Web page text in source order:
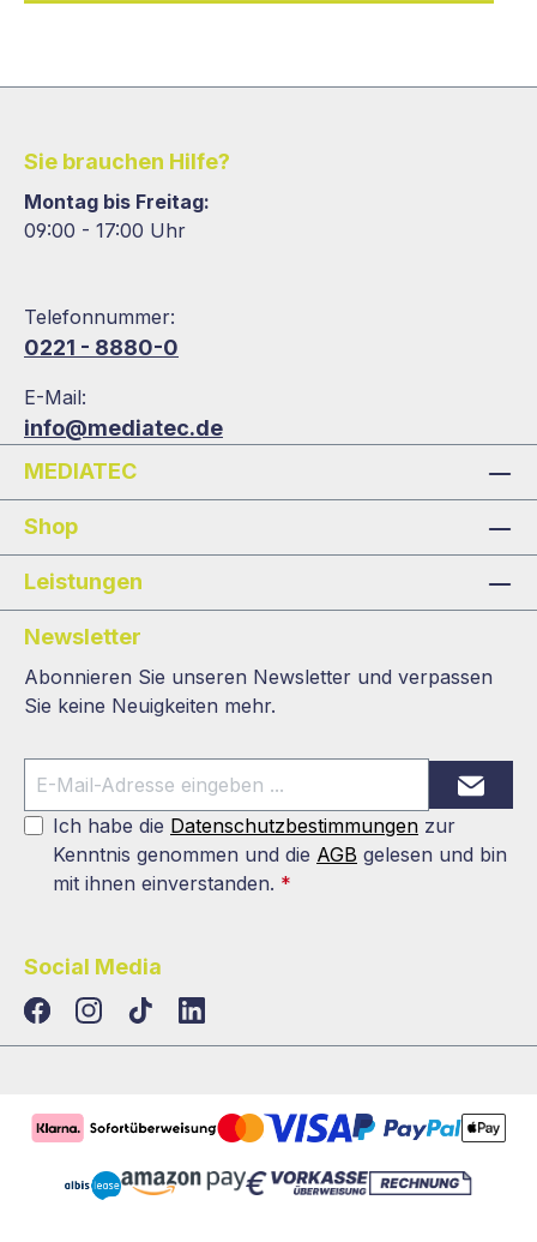
Sie brauchen Hilfe?
Montag bis Freitag:
09:00 - 17:00 Uhr
Telefonnummer:
0221 - 8880-0
E-Mail:
info@mediatec.de
MEDIATEC
Shop
Leistungen
Newsletter
Abonnieren Sie unseren Newsletter und verpassen
Sie keine Neuigkeiten mehr.
Ich habe die Datenschutzbestimmungen zur
Kenntnis genommen und die AGB gelesen und bin
mit ihnen einverstanden. *
Social Media
TikTokLinkedIn